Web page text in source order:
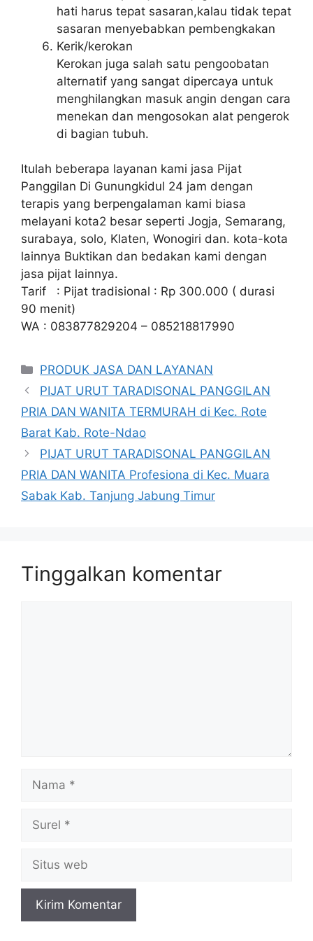
hati harus tepat sasaran,kalau tidak tepat
sasaran menyebabkan pembengkakan
Kerik/kerokan
Kerokan juga salah satu pengoobatan
alternatif yang sangat dipercaya untuk
menghilangkan masuk angin dengan cara
menekan dan mengosokan alat pengerok
di bagian tubuh.
Itulah beberapa layanan kami jasa Pijat
Panggilan Di Gunungkidul 24 jam dengan
terapis yang berpengalaman kami biasa
melayani kota2 besar seperti Jogja, Semarang,
surabaya, solo, Klaten, Wonogiri dan. kota-kota
lainnya Buktikan dan bedakan kami dengan
jasa pijat lainnya.
Tarif : Pijat tradisional : Rp 300.000 ( durasi
90 menit)
WA : 083877829204 – 085218817990
Kategori
PRODUK JASA DAN LAYANAN
PIJAT URUT TARADISONAL PANGGILAN
PRIA DAN WANITA TERMURAH di Kec. Rote
Barat Kab. Rote-Ndao
PIJAT URUT TARADISONAL PANGGILAN
PRIA DAN WANITA Profesiona di Kec. Muara
Sabak Kab. Tanjung Jabung Timur
Tinggalkan komentar
Nama
Surel
Situs
web